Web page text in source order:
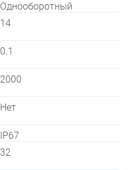
Однооборотный
14
0.1
2000
Нет
IP67
32